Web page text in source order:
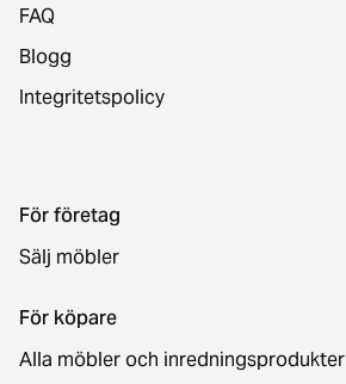
FAQ
Blogg
Integritetspolicy
För företag
Sälj möbler
För köpare
Alla möbler och inredningsprodukter